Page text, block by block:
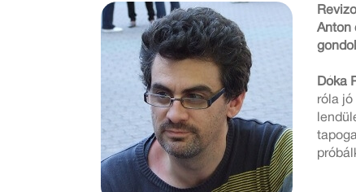
Anton
Dóka
róla jó